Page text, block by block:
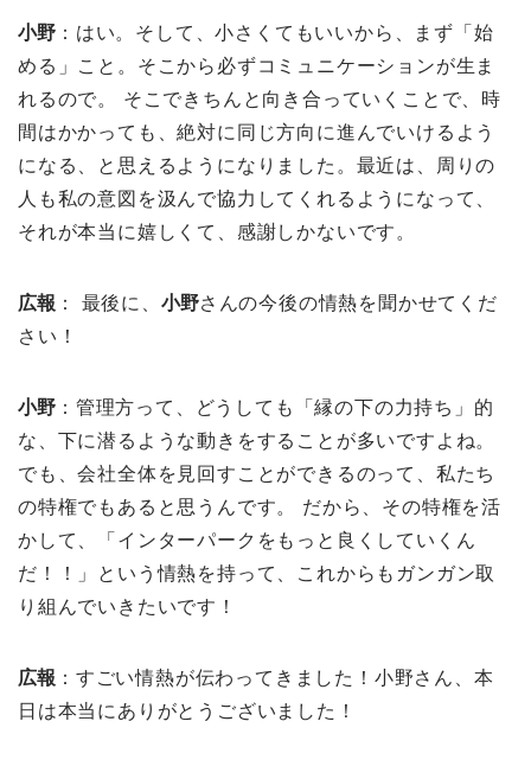
小野 ：はい。そして、小さくてもいいから、まず「始
める」こと。そこから必ずコミュニケーションが生ま
れるので。 そこできちんと向き合っていくことで、時
間はかかっても、絶対に同じ方向に進んでいけるよう
になる、と思えるようになりました。最近は、周りの
人も私の意図を汲んで協力してくれるようになって、
それが本当に嬉しくて、感謝しかないです。
広報 ： 最後に、 小野さんの今後の情熱を聞かせてくだ
さい！
小野 ：管理方って、どうしても「縁の下の力持ち」的
な、下に潜るような動きをすることが多いですよね。
でも、会社全体を見回すことができるのって、私たち
の特権でもあると思うんです。 だから、その特権を活
かして、「インターパークをもっと良くしていくん
だ！！」という情熱を持って、これからもガンガン取
り組んでいきたいです！
広報 ：すごい情熱が伝わってきました！小野さん、本
日は本当にありがとうございました！